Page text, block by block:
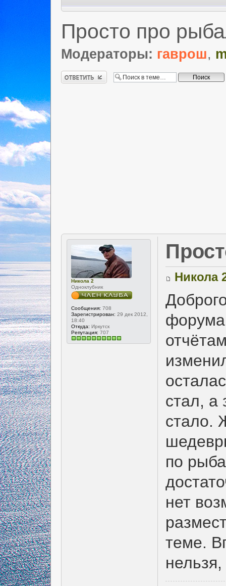
Просто про
Модераторы: гаврош,
Ответить
Никола 2
Одноклубник
Сообщения: 708
Зарегистрирован: 29 дек 2012,
18:40
Откуда: Иркутск
Репутация: 707
Никола
стал, а
стало.
по
нет
теме.